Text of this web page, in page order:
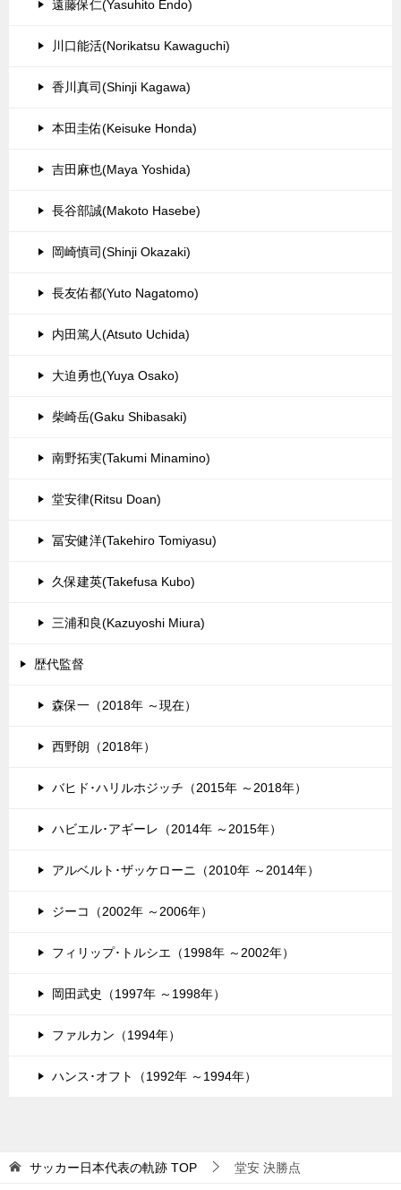
遠藤保仁(Yasuhito Endo)
川口能活(Norikatsu Kawaguchi)
香川真司(Shinji Kagawa)
本田圭佑(Keisuke Honda)
吉田麻也(Maya Yoshida)
長谷部誠(Makoto Hasebe)
岡崎慎司(Shinji Okazaki)
長友佑都(Yuto Nagatomo)
内田篤人(Atsuto Uchida)
大迫勇也(Yuya Osako)
柴崎岳(Gaku Shibasaki)
南野拓実(Takumi Minamino)
堂安律(Ritsu Doan)
冨安健洋(Takehiro Tomiyasu)
久保建英(Takefusa Kubo)
三浦和良(Kazuyoshi Miura)
歴代監督
森保一（2018年 ～現在）
西野朗（2018年）
バヒド･ハリルホジッチ（2015年 ～2018年）
ハビエル･アギーレ（2014年 ～2015年）
アルベルト･ザッケローニ（2010年 ～2014年）
ジーコ（2002年 ～2006年）
フィリップ･トルシエ（1998年 ～2002年）
岡田武史（1997年 ～1998年）
ファルカン（1994年）
ハンス･オフト（1992年 ～1994年）
サッカー日本代表の軌跡 TOP 堂安 決勝点